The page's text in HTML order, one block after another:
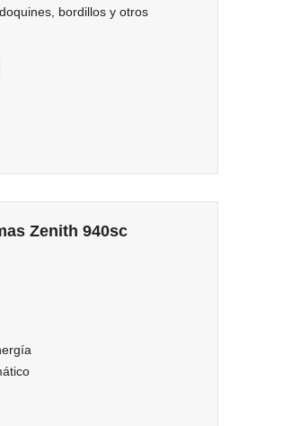
bordillos y otros
Zenith 940sc